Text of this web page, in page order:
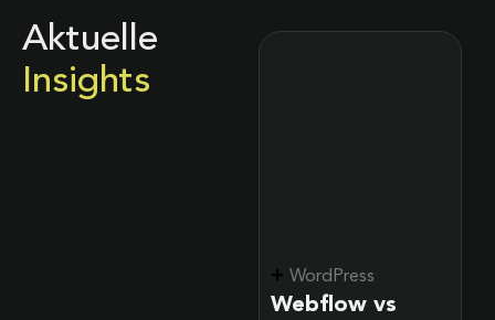
Aktuelle
Insights
WordPress
Webflow vs